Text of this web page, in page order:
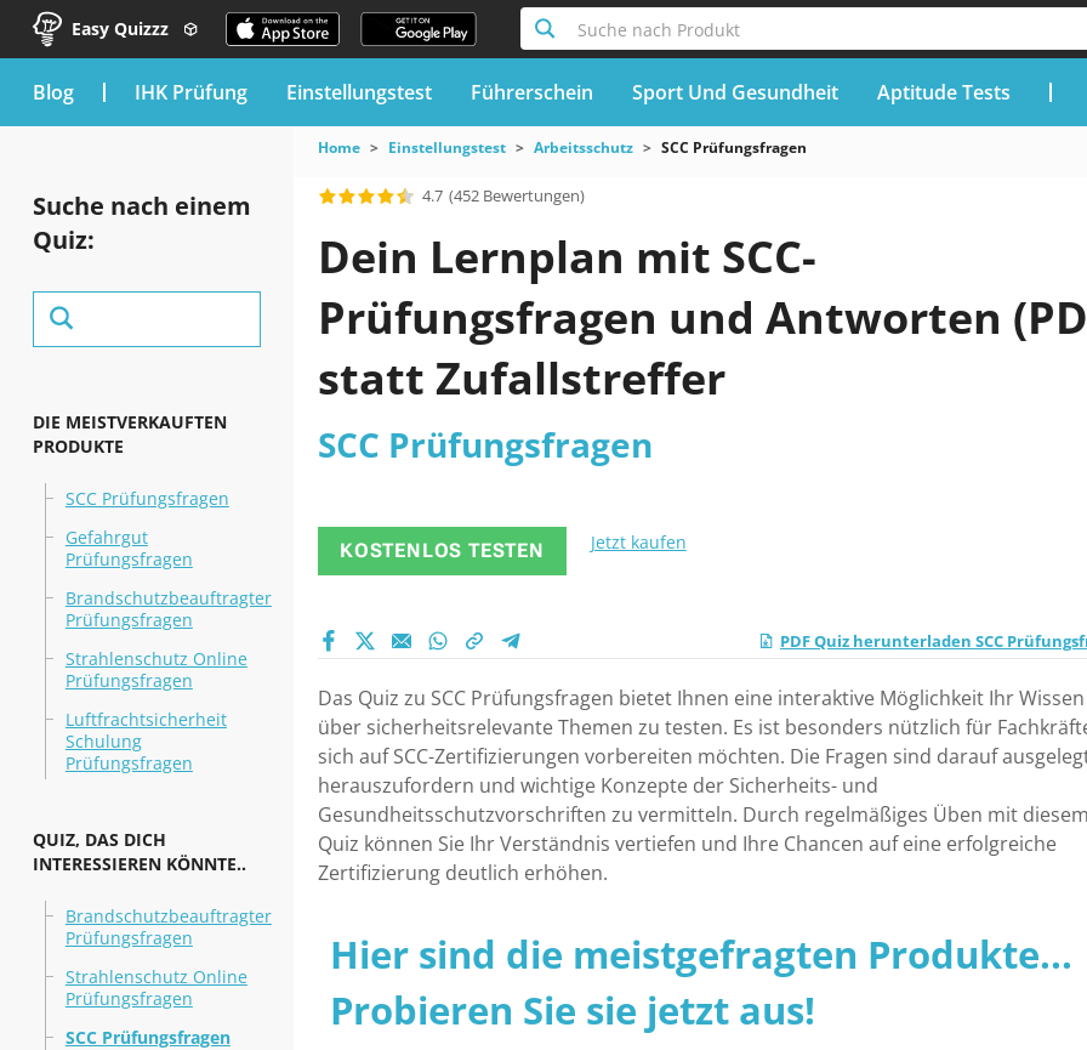
Easy Quizzz Suche nach Produkt
blog IHK Prüfung Einstellungstest Führerschein Sport Und Gesundheit Aptitude Tests
Suche nach einem
Quiz:
DIE MEISTVERKAUFTEN
PRODUKTE
SCC Prüfungsfragen
Gefahrgut
Prüfungsfragen
Brandschutzbeauftragter
Prüfungsfragen
Strahlenschutz Online
Prüfungsfragen
Luftfrachtsicherheit
Schulung
Prüfungsfragen
QUIZ, DAS DICH
INTERESSIEREN KÖNNTE..
Brandschutzbeauftragter
Prüfungsfragen
Strahlenschutz Online
Prüfungsfragen
SCC Prüfungsfragen
Home Einstellungstest Arbeitsschutz SCC Prüfungsfragen
4.7 (452 Bewertungen)
Dein Lernplan mit SCC-
Prüfungsfragen und Antworten
statt Zufallstreffer
SCC Prüfungsfragen
KOSTENLOS TESTEN Jetzt kaufen
PDF Quiz herunterladen SCC
Das Quiz zu SCC Prüfungsfragen bietet Ihnen eine interaktive Möglichkeit Ihr Wissen
über sicherheitsrelevante Themen zu testen. Es ist besonders nützlich für
sich auf SCC-Zertifizierungen vorbereiten möchten. Die Fragen sind darauf
herauszufordern und wichtige Konzepte der Sicherheits- und
Gesundheitsschutzvorschriften zu vermitteln. Durch regelmäßiges Üben mit
Quiz können Sie Ihr Verständnis vertiefen und Ihre Chancen auf eine erfolgreiche
Zertifizierung deutlich erhöhen.
Hier sind die meistgefragten Produkte...
Probieren Sie sie jetzt aus!